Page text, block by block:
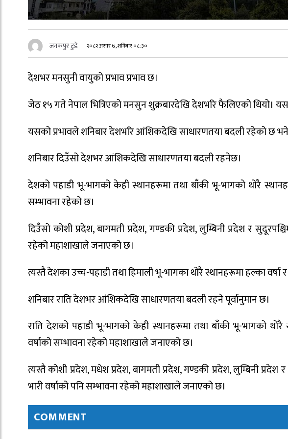
जनकपुर टुडे २०८२ असार ७, शनिबार ०८:३०
देशभर मनसुनी वायुको प्रभाव प्रभाव छ।
जेठ १५ गते नेपाल भित्रिएको मनसुन शुक्रबारदेखि देशभरि फैलिएको थियो।
यसको प्रभावले शनिबार देशभरि आंशिकदेखि साधारणतया बदली रहेको छ
शनिबार दिउँसो देशभर आंशिकदेखि साधारणतया बदली रहनेछ।
देशको पहाडी भू-भागको केही स्थानहरूमा तथा बाँकी भू-भागको थोरै
सम्भावना रहेको छ।
दिउँसो कोशी प्रदेश, बागमती प्रदेश, गण्डकी प्रदेश, लुम्बिनी प्रदेश र
रहेको महाशाखाले जनाएको छ।
त्यस्तै देशका उच्च-पहाडी तथा हिमाली भू-भागका थोरै स्थानहरूमा हल्का वर्षा
शनिबार राति देशभर आंशिकदेखि साधारणतया बदली रहने पूर्वानुमान छ।
राति देशको पहाडी भू-भागको केही स्थानहरूमा तथा बाँकी भू-भागको
वर्षाको सम्भावना रहेको महाशाखाले जनाएको छ।
त्यस्तै कोशी प्रदेश, मधेश प्रदेश, बागमती प्रदेश, गण्डकी प्रदेश, लुम्बिनी
भारी वर्षाको पनि सम्भावना रहेको महाशाखाले जनाएको छ।
COMMENT